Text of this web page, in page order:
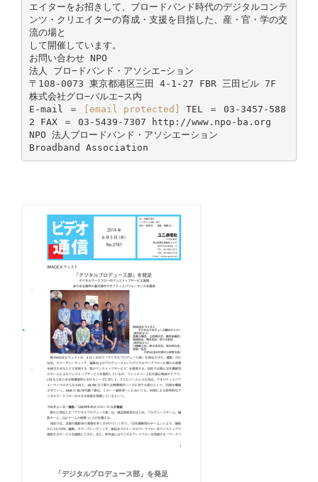
エイターをお招きして、ブロードバンド時代のデジタルコンテ
ンツ・クリエイターの育成・支援を目指した、産・官・学の交
流の場と
して開催しています。
お問い合わせ NPO
法人 ブロ−ドバンド・アソシエ−ション
〒108-0073 東京都港区三田 4-1-27 FBR 三田ビル 7F
株式会社グロ−バルエ−ス内
E-mail ＝
[email protected]
TEL ＝ 03-3457-588
2 FAX ＝ 03-5439-7307 http://www.npo-ba.org
NPO 法人ブロードバンド・アソシエーション
「デジタルプロデュース部」を発足